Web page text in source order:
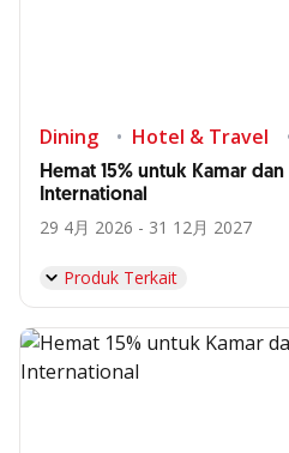
Dining Hotel & Travel
Hemat 15% untuk Kamar
International
29 4月 2026 - 31 12月 2027
Produk Terkait